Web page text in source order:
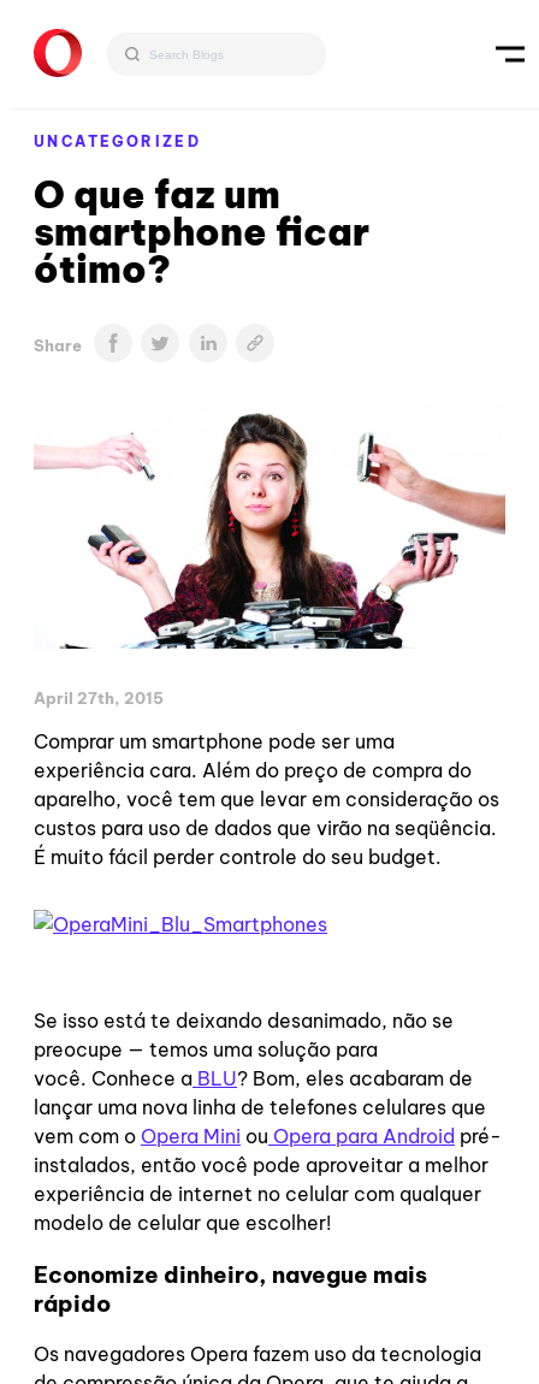
UNCATEGORIZED
O que faz um
smartphone ficar
ótimo?
Share
April 27th, 2015
Comprar um smartphone pode ser uma
experiência cara. Além do preço de compra do
aparelho, você tem que levar em consideração os
custos para uso de dados que virão na seqüência.
É muito fácil perder controle do seu budget.
Se isso está te deixando desanimado, não se
preocupe — temos uma solução para
você. Conhece a BLU? Bom, eles acabaram de
lançar uma nova linha de telefones celulares que
vem com o Opera Mini ou Opera para Android pré-
instalados, então você pode aproveitar a melhor
experiência de internet no celular com qualquer
modelo de celular que escolher!
Economize dinheiro, navegue mais
rápido
Os navegadores Opera fazem uso da tecnologia